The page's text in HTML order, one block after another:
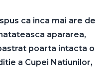
ca inca mai are de
apararea,
poarta intacta o
a Cupei Natiunilor,